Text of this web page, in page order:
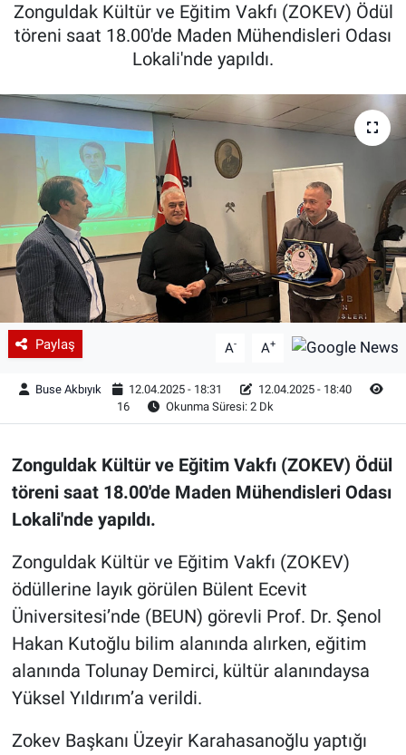
Zonguldak Kültür ve Eğitim Vakfı (ZOKEV) Ödül
töreni saat 18.00'de Maden Mühendisleri Odası
Lokali'nde yapıldı.
Paylaş A- A+
Buse Akbıyık 12.04.2025 - 18:31
12.04.2025 - 18:40
16
Okunma Süresi: 2 Dk
Zonguldak Kültür ve Eğitim Vakfı (ZOKEV) Ödül
töreni saat 18.00'de Maden Mühendisleri Odası
Lokali'nde yapıldı.
Zonguldak Kültür ve Eğitim Vakfı (ZOKEV)
ödüllerine layık görülen Bülent Ecevit
Üniversitesi’nde (BEUN) görevli Prof. Dr. Şenol
Hakan Kutoğlu bilim alanında alırken, eğitim
alanında Tolunay Demirci, kültür alanındaysa
Yüksel Yıldırım’a verildi.
Zokev Başkanı Üzeyir Karahasanoğlu yaptığı